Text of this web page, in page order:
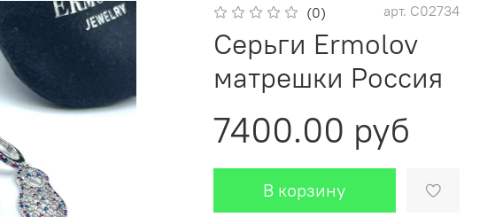
(0) арт. С02734
Серьги Ermolov
матрешки Россия
7400.00 руб
В корзину